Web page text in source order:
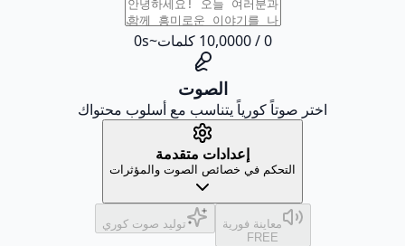
0
/
10,0000 كلمات~
0s
الصوت
اختر صوتاً كورياً يتناسب مع أسلوب محتواك
إعدادات متقدمة
التحكم في خصائص الصوت والمؤثرات
معاينة فورية
FREE
توليد صوت كوري